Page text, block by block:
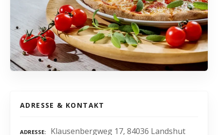
ADRESSE & KONTAKT
ADRESSE Klausenbergweg 17, 84036 Landshut